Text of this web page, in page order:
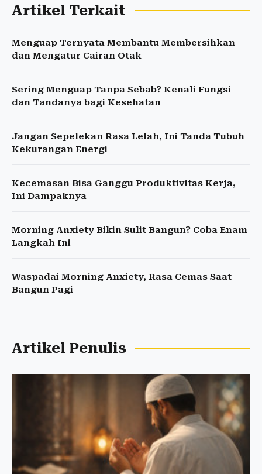
Artikel Terkait
Menguap Ternyata Membantu Membersihkan
dan Mengatur Cairan Otak
Sering Menguap Tanpa Sebab? Kenali Fungsi
dan Tandanya bagi Kesehatan
Jangan Sepelekan Rasa Lelah, Ini Tanda Tubuh
Kekurangan Energi
Kecemasan Bisa Ganggu Produktivitas Kerja,
Ini Dampaknya
Morning Anxiety Bikin Sulit Bangun? Coba Enam
Langkah Ini
Waspadai Morning Anxiety, Rasa Cemas Saat
Bangun Pagi
Artikel Penulis